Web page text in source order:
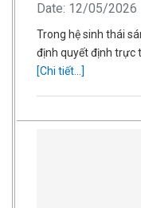
Date: 12/05/2026
Trong hệ sinh thái
định quyết định trực
[Chi tiết...]